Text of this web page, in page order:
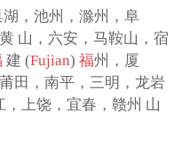
，池州，滁州，阜
山，六安，马鞍山，宿
建 (Fujian) 福州，厦
田，南平，三明，龙岩
上饶，宜春，赣州 山